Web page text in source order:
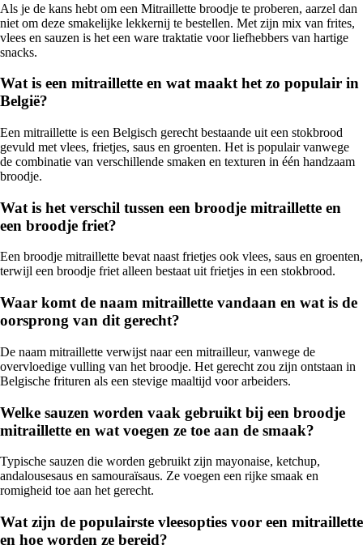
Als je de kans hebt om een Mitraillette broodje te proberen, aarzel dan
niet om deze smakelijke lekkernij te bestellen. Met zijn mix van frites,
vlees en sauzen is het een ware traktatie voor liefhebbers van hartige
snacks.
Wat is een mitraillette en wat maakt het zo populair in
België?
Een mitraillette is een Belgisch gerecht bestaande uit een stokbrood
gevuld met vlees, frietjes, saus en groenten. Het is populair vanwege
de combinatie van verschillende smaken en texturen in één handzaam
broodje.
Wat is het verschil tussen een broodje mitraillette en
een broodje friet?
Een broodje mitraillette bevat naast frietjes ook vlees, saus en groenten,
terwijl een broodje friet alleen bestaat uit frietjes in een stokbrood.
Waar komt de naam mitraillette vandaan en wat is de
oorsprong van dit gerecht?
De naam mitraillette verwijst naar een mitrailleur, vanwege de
overvloedige vulling van het broodje. Het gerecht zou zijn ontstaan in
Belgische frituren als een stevige maaltijd voor arbeiders.
Welke sauzen worden vaak gebruikt bij een broodje
mitraillette en wat voegen ze toe aan de smaak?
Typische sauzen die worden gebruikt zijn mayonaise, ketchup,
andalousesaus en samouraïsaus. Ze voegen een rijke smaak en
romigheid toe aan het gerecht.
Wat zijn de populairste vleesopties voor een mitraillette
en hoe worden ze bereid?